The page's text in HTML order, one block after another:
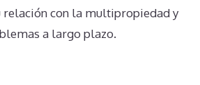
con la multipropiedad y
a largo plazo.